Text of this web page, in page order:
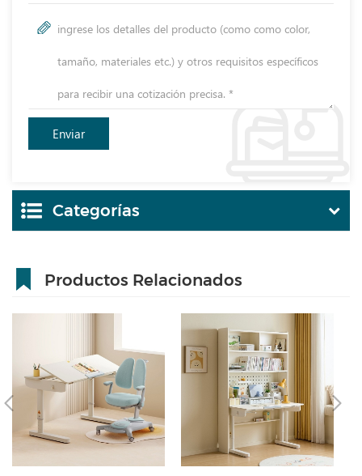
Categorías
Productos Relacionados